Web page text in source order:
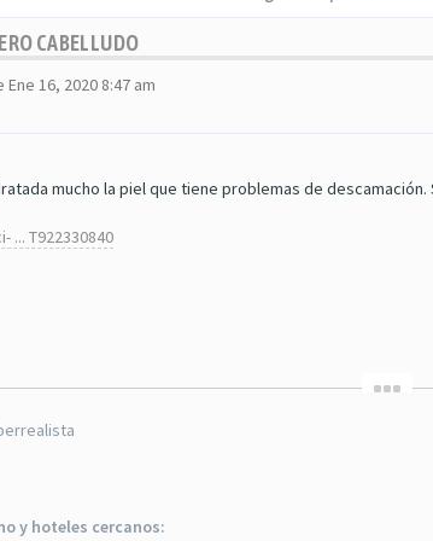
CABELLUDO
Ene 16, 2020 8:47 am
mucho la piel que tiene problemas de descamación.
T922330840
y hoteles cercanos: